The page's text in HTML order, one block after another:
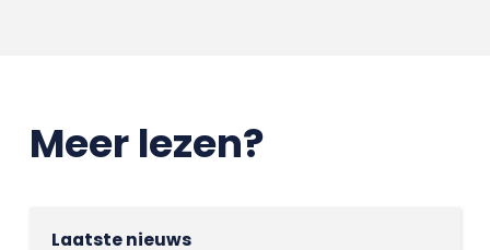
Meer lezen?
Laatste nieuws